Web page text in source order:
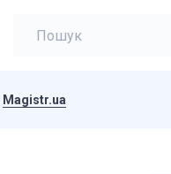
Magistr.ua